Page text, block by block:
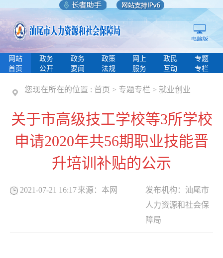
网站
首页
政务
公开
政务
要闻
政策
法规
网上
服务
政民
互动
专题
专栏
您现在所在的位置 : 首页 > 专题专栏 > 就业创业
关于市高级技工学校等3所学校
申请2020年共56期职业技能晋
升培训补贴的公示
2021-07-21 16:17来源： 本网 发布机构： 汕尾市
人力资源和社会保
障局